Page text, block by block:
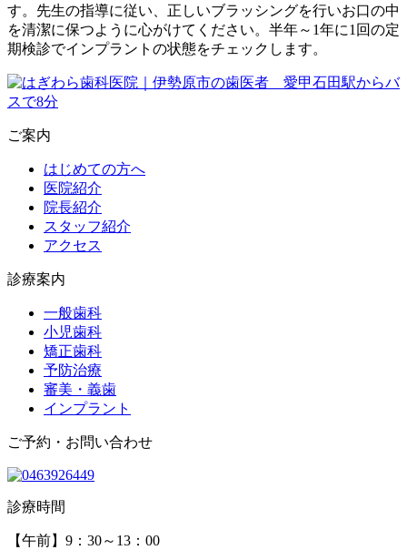
す。先生の指導に従い、正しいブラッシングを行いお口の中
を清潔に保つように心がけてください。半年～1年に1回の定
期検診でインプラントの状態をチェックします。
ご案内
はじめての方へ
医院紹介
院長紹介
スタッフ紹介
アクセス
診療案内
一般歯科
小児歯科
矯正歯科
予防治療
審美・義歯
インプラント
ご予約・お問い合わせ
診療時間
【午前】9：30～13：00